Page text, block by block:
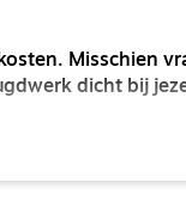
Misschien
dicht bij